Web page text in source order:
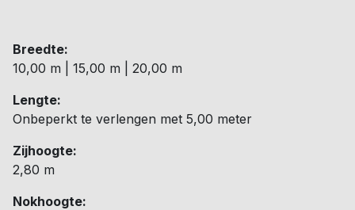
Breedte:
10,00 m | 15,00 m | 20,00 m
Lengte:
Onbeperkt te verlengen met 5,00 meter
Zijhoogte:
2,80 m
Nokhoogte: